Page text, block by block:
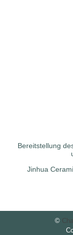
Bereitstellung
Jinhua
©